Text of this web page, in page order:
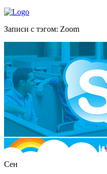
Записи с тэгом: Zoom
Сен